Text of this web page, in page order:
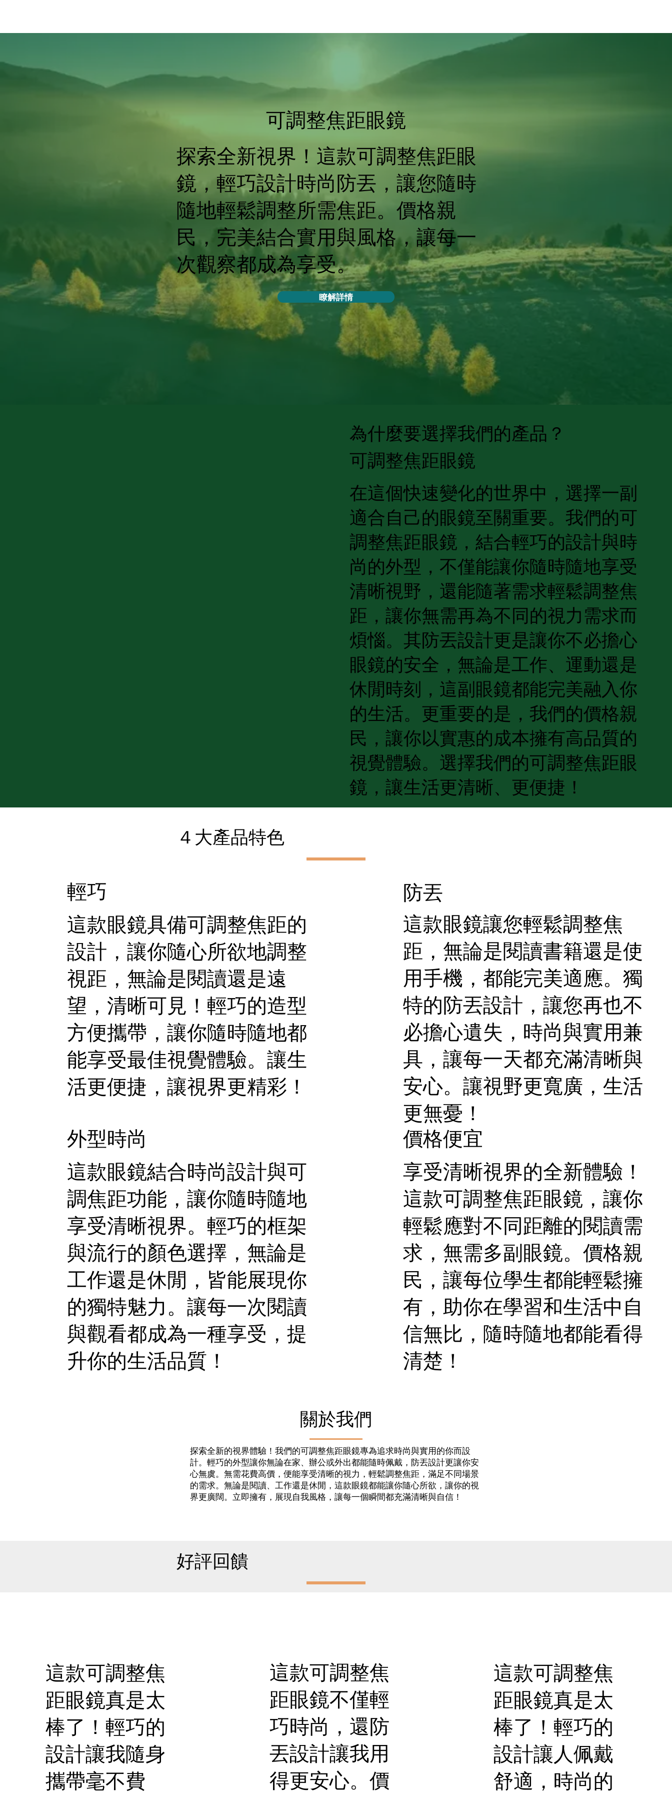
可調整焦距眼鏡
探索全新視界！這款可調整焦距眼
鏡，輕巧設計時尚防丟，讓您隨時
隨地輕鬆調整所需焦距。價格親
民，完美結合實用與風格，讓每一
次觀察都成為享受。
瞭解詳情
為什麼要選擇我們的產品？
可調整焦距眼鏡
在這個快速變化的世界中，選擇一副
適合自己的眼鏡至關重要。我們的可
調整焦距眼鏡，結合輕巧的設計與時
尚的外型，不僅能讓你隨時隨地享受
清晰視野，還能隨著需求輕鬆調整焦
距，讓你無需再為不同的視力需求而
煩惱。其防丟設計更是讓你不必擔心
眼鏡的安全，無論是工作、運動還是
休閒時刻，這副眼鏡都能完美融入你
的生活。更重要的是，我們的價格親
民，讓你以實惠的成本擁有高品質的
視覺體驗。選擇我們的可調整焦距眼
鏡，讓生活更清晰、更便捷！
４大產品特色
輕巧
這款眼鏡具備可調整焦距的
設計，讓你隨心所欲地調整
視距，無論是閱讀還是遠
望，清晰可見！輕巧的造型
方便攜帶，讓你隨時隨地都
能享受最佳視覺體驗。讓生
活更便捷，讓視界更精彩！
這款眼鏡讓您輕鬆調整焦
距，無論是閱讀書籍還是使
用手機，都能完美適應。獨
特的防丟設計，讓您再也不
必擔心遺失，時尚與實用兼
具，讓每一天都充滿清晰與
安心。讓視野更寬廣，生活
更無憂！
防丟
外型時尚
這款眼鏡結合時尚設計與可
調焦距功能，讓你隨時隨地
享受清晰視界。輕巧的框架
與流行的顏色選擇，無論是
工作還是休閒，皆能展現你
的獨特魅力。讓每一次閱讀
與觀看都成為一種享受，提
升你的生活品質！
享受清晰視界的全新體驗！
這款可調整焦距眼鏡，讓你
輕鬆應對不同距離的閱讀需
求，無需多副眼鏡。價格親
民，讓每位學生都能輕鬆擁
有，助你在學習和生活中自
信無比，隨時隨地都能看得
清楚！
價格便宜
關於我們
探索全新的視界體驗！我們的可調整焦距眼鏡專為追求時尚與實用的你而設
計。輕巧的外型讓你無論在家、辦公或外出都能隨時佩戴，防丟設計更讓你安
心無虞。無需花費高價，便能享受清晰的視力，輕鬆調整焦距，滿足不同場景
的需求。無論是閱讀、工作還是休閒，這款眼鏡都能讓你隨心所欲，讓你的視
界更廣闊。立即擁有，展現自我風格，讓每一個瞬間都充滿清晰與自信！
好評回饋
這款可調整焦
距眼鏡真是太
棒了！輕巧的
設計讓我隨身
攜帶毫不費
這款可調整焦
距眼鏡不僅輕
巧時尚，還防
丟設計讓我用
得更安心。價
這款可調整焦
距眼鏡真是太
棒了！輕巧的
設計讓人佩戴
舒適，時尚的